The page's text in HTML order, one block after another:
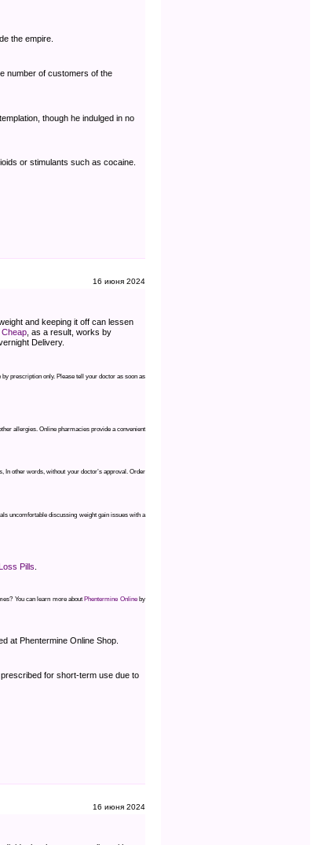
the empire.
number of customers of the
though he indulged in no
or stimulants such as cocaine.
16 июня 2024
and keeping it off can lessen
, as a result, works by
Delivery.
prescription only. Please tell your doctor as soon as
allergies. Online pharmacies provide a convenient
In other words, without your doctor’s approval. Order
uncomfortable discussing weight gain issues with a
Pills
You can learn more aboutPhentermine Onlineby
at Phentermine Online Shop.
for short-term use due to
16 июня 2024